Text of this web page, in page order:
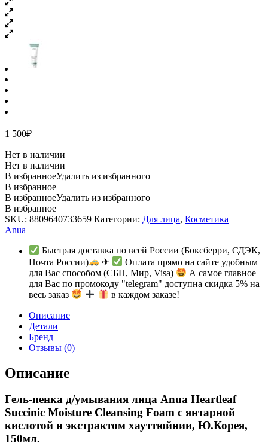
1 500₽
Нет в наличии
Нет в наличии
В избранноеУдалить из избранного
В избранное
В избранноеУдалить из избранного
В избранное
SKU: 8809640733659 Категории: Для лица, Косметика
Anua
Быстрая доставка по всей России (Боксберри, СДЭК,
Почта России)
✈
Оплата прямо на сайте удобным
для Вас способом (СБП, Мир, Visa)
А самое главное
для Вас по промокоду "telegram" доступна скидка 5% на
весь заказ
в каждом заказе!
Описание
Детали
Бренд
Отзывы (0)
Описание
Гель-пенка д/умывания лица Anua Heartleaf
Succinic Moisture Cleansing Foam с янтарной
кислотой и экстрактом хауттюйнии, Ю.Корея,
150мл.